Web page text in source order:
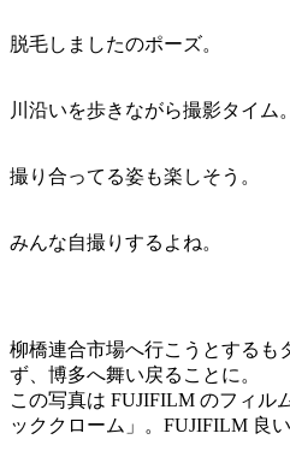
脱毛しましたのポーズ。
川沿いを歩きながら撮影タイム。
撮り合ってる姿も楽しそう。
みんな自撮りするよね。
柳橋連合市場へ行こうとするも
ず、博多へ舞い戻ることに。
この写真は FUJIFILM のフィル
ッククローム」。FUJIFILM 良い